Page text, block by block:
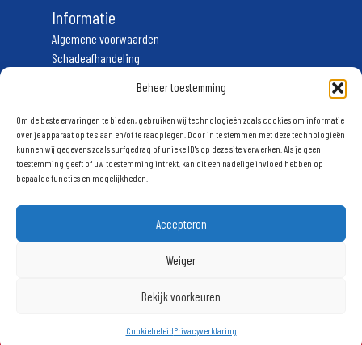
Beheer toestemming
Om de beste ervaringen te bieden, gebruiken wij technologieën zoals cookies om informatie
over je apparaat op te slaan en/of te raadplegen. Door in te stemmen met deze technologieën
kunnen wij gegevens zoals surfgedrag of unieke ID's op deze site verwerken. Als je geen
toestemming geeft of uw toestemming intrekt, kan dit een nadelige invloed hebben op
bepaalde functies en mogelijkheden.
Accepteren
Weiger
Bekijk voorkeuren
CookiebeleidPrivacyverklaring
Informatie
Algemene voorwaarden
Schadeafhandeling
Volg ons
Schrijf u in voor onze nieuwsbrief
© 2025 Van den Haak. WebdesignSpijker & Co